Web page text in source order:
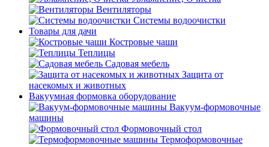
Вентиляторы
Системы водоочистки
Товары для дачи
Костровые чаши
Теплицы
Садовая мебель
Защита от
насекомых и животных
Вакуумная формовка оборудование
Вакуум-формовочные
машины
Формовочный стол
Термоформовочные